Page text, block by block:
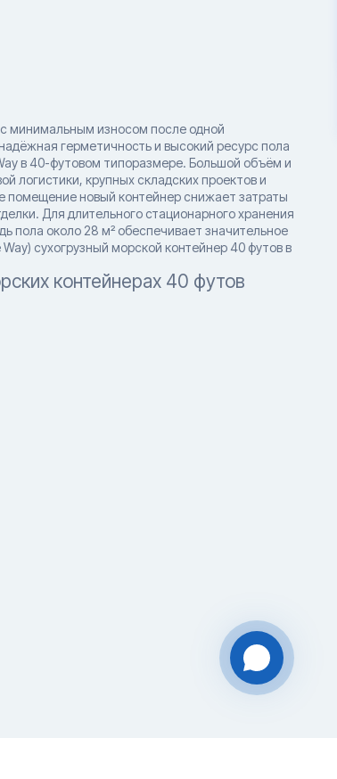
минимальным износом после одной
герметичность и высокий ресурс пола
в 40-футовом типоразмере. Большой объём и
логистики, крупных складских проектов и
помещение новый контейнер снижает затраты
Для длительного стационарного хранения
пола около 28 м² обеспечивает значительное
сухогрузный морской контейнер 40 футов в
контейнерах 40 футов